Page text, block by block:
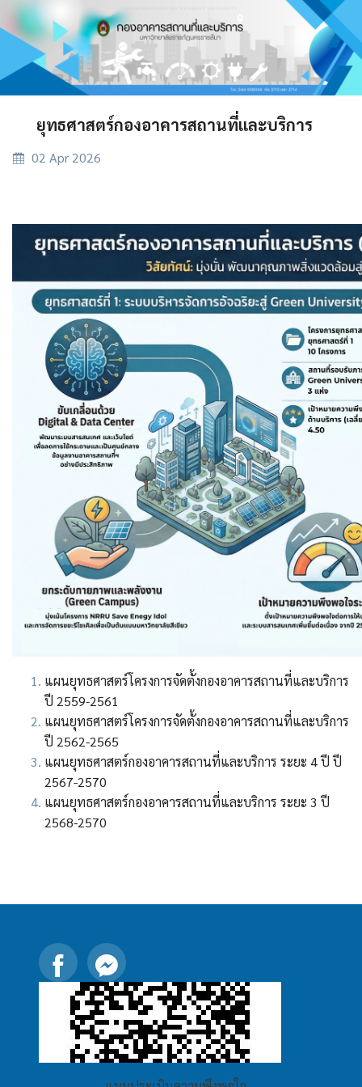
ยุทธศาสตร์กองอาคารสถานที่และบริการ
02 Apr 2026
แผนยุทธศาสตร์โครงการจัดตั้งกองอาคารสถานที่และบริการ
ปี 2559-2561
แผนยุทธศาสตร์โครงการจัดตั้งกองอาคารสถานที่และบริการ
ปี 2562-2565
แผนยุทธศาสตร์กองอาคารสถานที่และบริการ ระยะ 4 ปี ปี
2567-2570
แผนยุทธศาสตร์กองอาคารสถานที่และบริการ ระยะ 3 ปี
2568-2570